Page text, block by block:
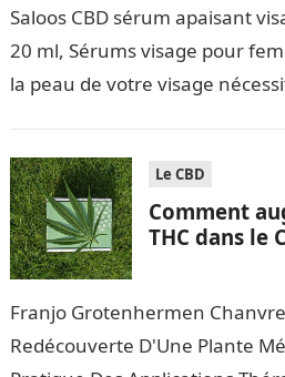
Saloos CBD sérum apaisant
20 ml, Sérums visage pour
la peau de votre visage
Le CBD
Comment
THC dans le
Franjo Grotenhermen
Redécouverte D'Une Plante